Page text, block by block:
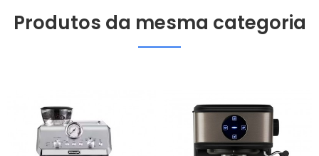
Produtos da mesma categoria